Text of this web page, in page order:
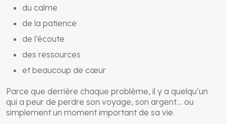
du calme
de la patience
de l’écoute
des ressources
et beaucoup de cœur
Parce que derrière chaque problème, il y a quelqu’un
qui a peur de perdre son voyage, son argent… ou
simplement un moment important de sa vie.